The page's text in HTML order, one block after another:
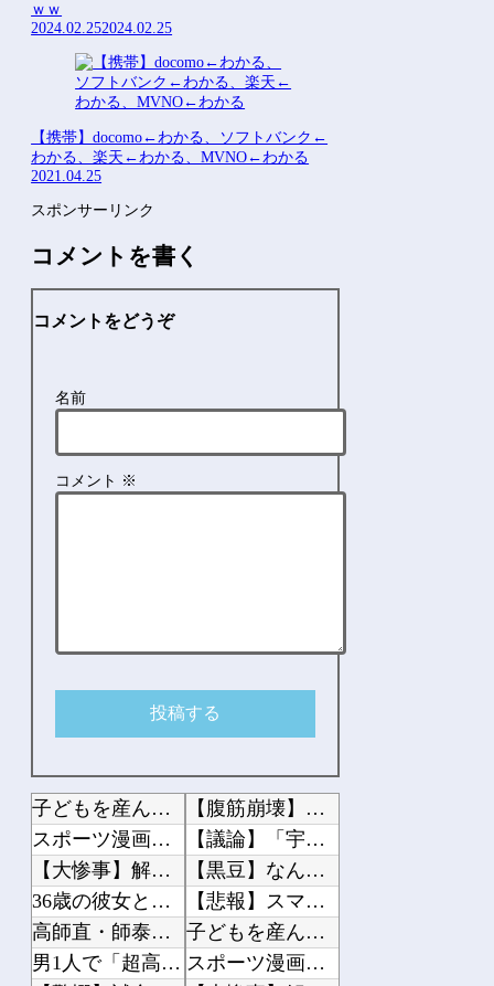
ｗｗ
2024.02.252024.02.25
【携帯】docomo←わかる、ソフトバンク←
わかる、楽天←わかる、MVNO←わかる
2021.04.25
スポンサーリンク
コメントを書く
コメントをどうぞ
名前
コメント ※
子どもを産んだら1人2000万円かかると言われており、仕事もセーブすると老後資金...
スポーツ漫画「最初から強いです」「実は才能がありました」「他競技からの転向です」
【大惨事】解雇された腹いせに、ドリンクレシピを公開したスタバ元従業員 「ゴミ扱い...
36歳の彼女と結婚したいのに、家族が猛反対。家族から信じられない言葉が飛び出した...
高師直・師泰「降伏するから許して？」
男1人で「超高級アフタヌーンティー」に来てみたwww
【腹筋崩壊】見た瞬間吹いた画像を貼っていくスレｗｗｗｗ
【議論】「宇宙の謎」と「死後の世界」って結局どこかで繋がってるよな？
【黒豆】なんだよこの漫画ｗｗｗ【注意】
【悲報】スマホゲーム業界、ガチで限界へ…「サ終」相次ぎ倒産が過去最多ペース “当...
子どもを産んだら1人2000万円かかると言われており、仕事もセーブすると老後資金...
スポーツ漫画「最初から強いです」「実は才能がありました」「他競技からの転向です」